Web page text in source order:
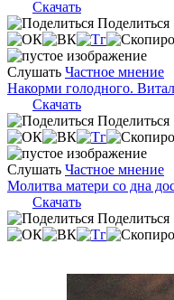
Скачать
Поделиться
Слушать Частное мнение
Накорми голодного.
Скачать
Поделиться
Слушать Частное мнение
Молитва матери со дна
Скачать
Поделиться